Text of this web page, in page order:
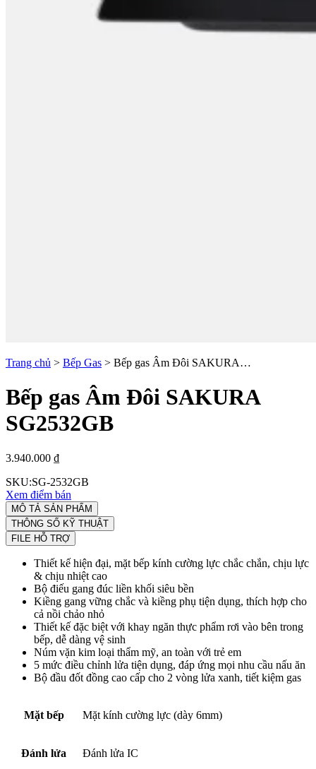
Trang chủ > Bếp Gas > Bếp gas Âm Đôi SAKURA…
Bếp gas Âm Đôi SAKURA
SG2532GB
3.940.000 ₫
SKU:SG-2532GB
Xem điểm bán
MÔ TẢ SẢN PHẨM
THÔNG SỐ KỸ THUẬT
FILE HỖ TRỢ
Thiết kế hiện đại, mặt bếp kính cường lực chắc chắn, chịu lực
& chịu nhiệt cao
Bộ điếu gang đúc liền khối siêu bền
Kiềng gang vững chắc và kiềng phụ tiện dụng, thích hợp cho
cả nồi chảo nhỏ
Thiết kế đặc biệt với khay ngăn thực phẩm rơi vào bên trong
bếp, dễ dàng vệ sinh
Núm vặn kim loại thẩm mỹ, an toàn với trẻ em
5 mức điều chỉnh lửa tiện dụng, đáp ứng mọi nhu cầu nấu ăn
Bộ đầu đốt đồng cao cấp cho 2 vòng lửa xanh, tiết kiệm gas
Mặt bếp Mặt kính cường lực (dày 6mm)
Đánh lửa Đánh lửa IC